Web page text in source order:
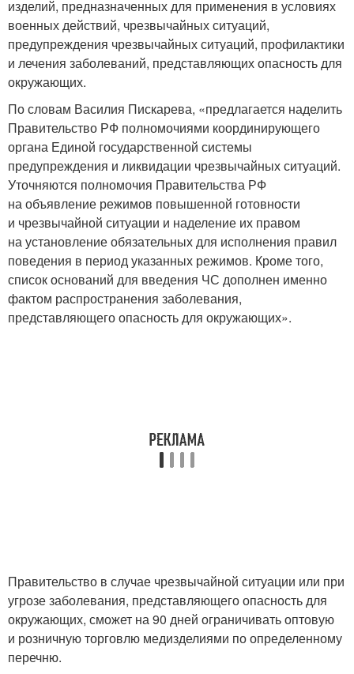
изделий, предназначенных для применения в условиях
военных действий, чрезвычайных ситуаций,
предупреждения чрезвычайных ситуаций, профилактики
и лечения заболеваний, представляющих опасность для
окружающих.
По словам Василия Пискарева, «предлагается наделить
Правительство РФ полномочиями координирующего
органа Единой государственной системы
предупреждения и ликвидации чрезвычайных ситуаций.
Уточняются полномочия Правительства РФ
на объявление режимов повышенной готовности
и чрезвычайной ситуации и наделение их правом
на установление обязательных для исполнения правил
поведения в период указанных режимов. Кроме того,
список оснований для введения ЧС дополнен именно
фактом распространения заболевания,
представляющего опасность для окружающих».
Правительство в случае чрезвычайной ситуации или при
угрозе заболевания, представляющего опасность для
окружающих, сможет на 90 дней ограничивать оптовую
и розничную торговлю медизделиями по определенному
перечню.